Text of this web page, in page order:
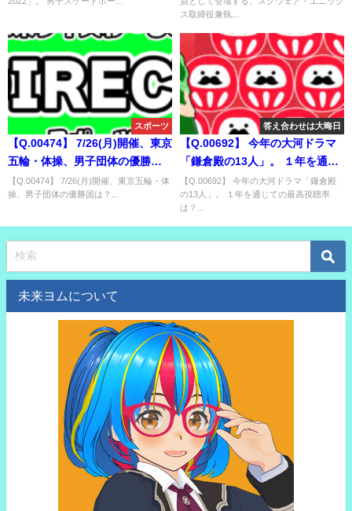
取締役兼執行役員の齊藤陽介。
ス取締役兼執...
スポーツ
【Q.00474】 7/26(月)開催、東京
五輪・体操、男子団体の優勝国
は？
【Q.00474】 7/26(月)開催、東京五輪・体
操、男子団体の優勝国は？...
答え合わせは大晦日
【Q.00692】 今年の大河ドラマ
「鎌倉殿の13人」。 １年を通じ
ての最高視聴率は？
【Q.00692】 今年の大河ドラマ「鎌倉殿
の13人」。 １年を通じての最高視聴率
は？...
未来ヨムについて